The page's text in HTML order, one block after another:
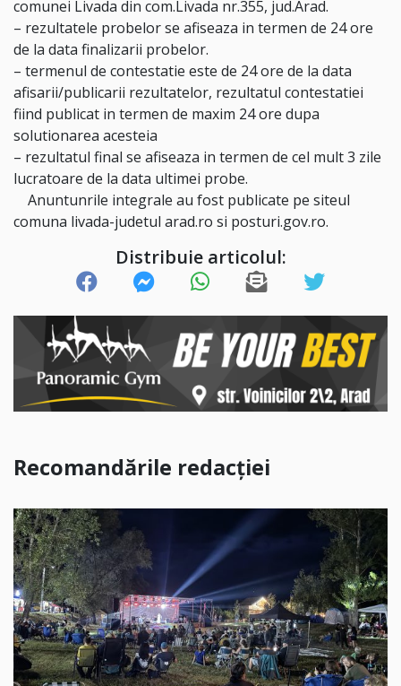
comunei Livada din com.Livada nr.355, jud.Arad.
– rezultatele probelor se afiseaza in termen de 24 ore
de la data finalizarii probelor.
– termenul de contestatie este de 24 ore de la data
afisarii/publicarii rezultatelor, rezultatul contestatiei
fiind publicat in termen de maxim 24 ore dupa
solutionarea acesteia
– rezultatul final se afiseaza in termen de cel mult 3 zile
lucratoare de la data ultimei probe.
Anuntunrile integrale au fost publicate pe siteul
comuna livada-judetul arad.ro si posturi.gov.ro.
Distribuie articolul:
Recomandările redacției